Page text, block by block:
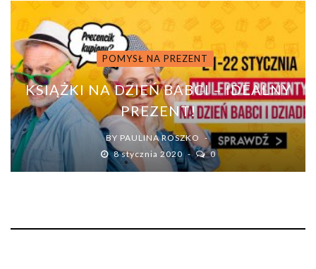
POMYSŁ NA PREZENT
KSIĄŻKI NA DZIEŃ BABCI – IDEALNY
PREZENT!
BY PAULINA ROSZKO
8 stycznia 2020
0